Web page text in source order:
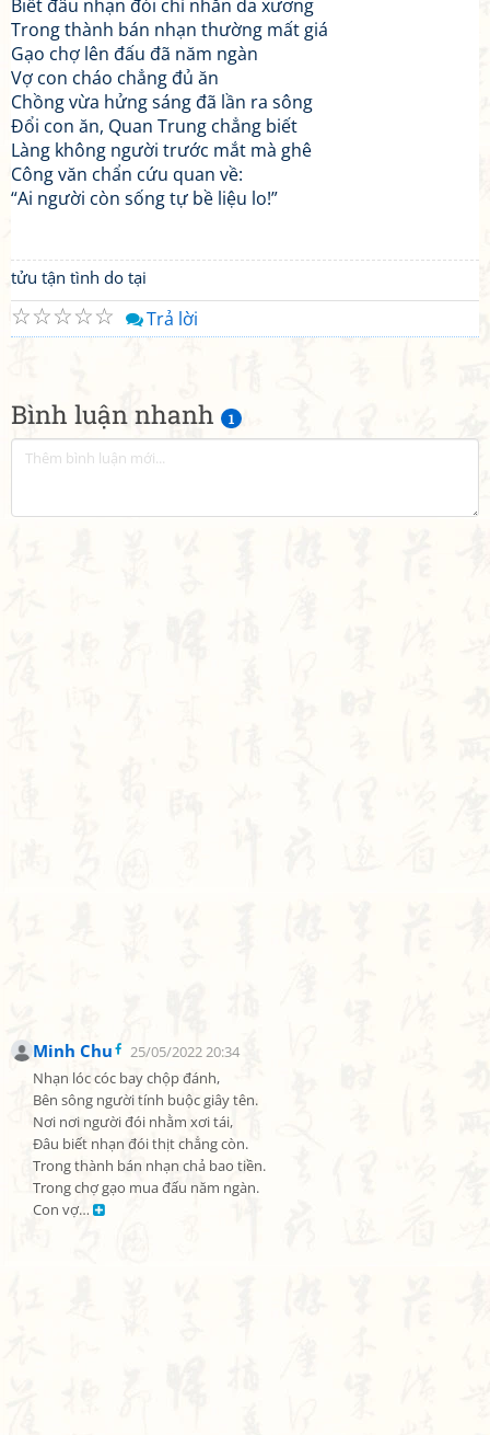
Bình luận nhanh 1
Minh Chu
25/05/2022 20:34
Nhạn lóc cóc bay chộp đánh,
Bên sông người tính buộc giây tên.
Nơi nơi người đói nhằm xơi tái,
Đâu biết nhạn đói thịt chẳng còn.
Trong thành bán nhạn chả bao tiền.
Trong chợ gạo mua đấu năm ngàn.
Con vợ…
Biết đâu nhạn đói chỉ nhằn da xương
Trong thành bán nhạn thường mất giá
Gạo chợ lên đấu đã năm ngàn
Vợ con cháo chẳng đủ ăn
Chồng vừa hửng sáng đã lần ra sông
Đổi con ăn, Quan Trung chẳng biết
Làng không người trước mắt mà ghê
Công văn chẩn cứu quan về:
“Ai người còn sống tự bề liệu lo!”
tửu tận tình do tại
☆
☆
☆
☆
☆ Trả lời